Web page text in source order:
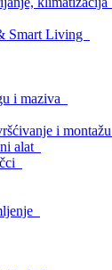
Smart Living
i maziva
i montažu
alat